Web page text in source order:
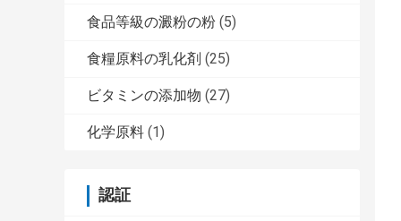
食品等級の澱粉の粉 (5)
食糧原料の乳化剤 (25)
ビタミンの添加物 (27)
化学原料 (1)
認証